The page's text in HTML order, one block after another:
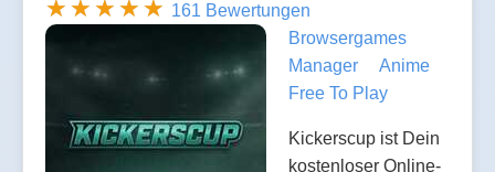
161 Bewertungen
Browsergames
Manager
Anime
Free To Play
Kickerscup ist Dein
kostenloser Online-